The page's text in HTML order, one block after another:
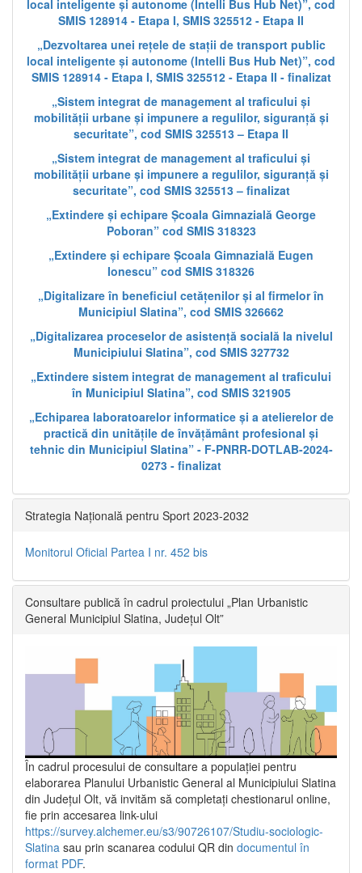
local inteligente și autonome (Intelli Bus Hub Net)”, cod
SMIS 128914 - Etapa I, SMIS 325512 - Etapa II
„Dezvoltarea unei rețele de stații de transport public
local inteligente și autonome (Intelli Bus Hub Net)”, cod
SMIS 128914 - Etapa I, SMIS 325512 - Etapa II - finalizat
„Sistem integrat de management al traficului și
mobilității urbane și impunere a regulilor, siguranță și
securitate”, cod SMIS 325513 – Etapa II
„Sistem integrat de management al traficului și
mobilității urbane și impunere a regulilor, siguranță și
securitate”, cod SMIS 325513 – finalizat
„Extindere și echipare Școala Gimnazială George
Poboran” cod SMIS 318323
„Extindere și echipare Școala Gimnazială Eugen
Ionescu” cod SMIS 318326
„Digitalizare în beneficiul cetățenilor și al firmelor în
Municipiul Slatina”, cod SMIS 326662
„Digitalizarea proceselor de asistență socială la nivelul
Municipiului Slatina”, cod SMIS 327732
„Extindere sistem integrat de management al traficului
în Municipiul Slatina”, cod SMIS 321905
„Echiparea laboratoarelor informatice și a atelierelor de
practică din unitățile de învățământ profesional și
tehnic din Municipiul Slatina” - F-PNRR-DOTLAB-2024-
0273 - finalizat
Strategia Națională pentru Sport 2023-2032
Monitorul Oficial Partea I nr. 452 bis
Consultare publică în cadrul proiectului „Plan Urbanistic
General Municipiul Slatina, Județul Olt”
În cadrul procesului de consultare a populaţiei pentru
elaborarea Planului Urbanistic General al Municipiului Slatina
din Județul Olt, vă invităm să completați chestionarul online,
fie prin accesarea link-ului
https://survey.alchemer.eu/s3/90726107/Studiu-sociologic-
Slatina sau prin scanarea codului QR din documentul în
format PDF.